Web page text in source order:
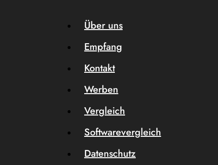
Über uns
Empfang
Kontakt
Werben
Vergleich
Softwarevergleich
Datenschutz